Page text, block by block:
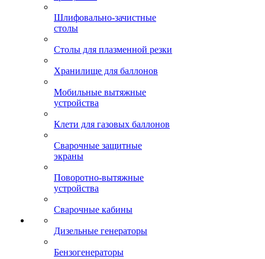
Шлифовально-зачистные
столы
Столы для плазменной резки
Хранилище для баллонов
Мобильные вытяжные
устройства
Клети для газовых баллонов
Сварочные защитные
экраны
Поворотно-вытяжные
устройства
Сварочные кабины
Дизельные генераторы
Бензогенераторы